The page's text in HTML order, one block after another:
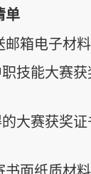
单
邮箱电子材
职技能大赛
大赛获奖